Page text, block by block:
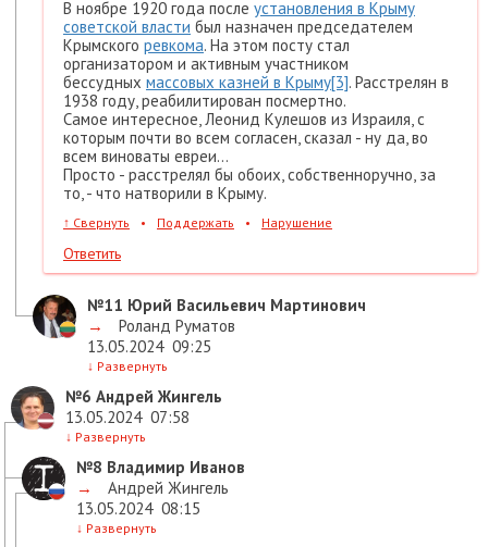
В ноябре 1920 года после установления в Крыму
советской власти был назначен председателем
Крымского ревкома. На этом посту стал
организатором и активным участником
бессудных массовых казней в Крыму[3]. Расстрелян в
1938 году, реабилитирован посмертно.
Самое интересное, Леонид Кулешов из Израиля, с
которым почти во всем согласен, сказал - ну да, во
всем виноваты евреи...
Просто - расстрелял бы обоих, собственноручно, за
то, - что натворили в Крыму.
↑ Свернуть • Поддержать • Нарушение
Ответить
№11 Юрий Васильевич Мартинович
→
Роланд Руматов
13.05.2024 09:25
↓ Развернуть
№6 Андрей Жингель
13.05.2024 07:58
↓ Развернуть
№8 Владимир Иванов
→
Андрей Жингель
13.05.2024 08:15
↓ Развернуть